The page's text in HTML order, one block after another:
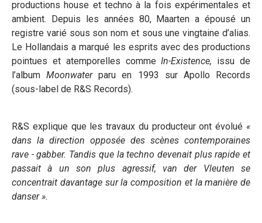
productions house et techno à la fois expérimentales et
ambient. Depuis les années 80, Maarten a épousé un
registre varié sous son nom et sous une vingtaine d’alias.
Le Hollandais a marqué les esprits avec des productions
pointues et atemporelles commeIn-Existence, issu de
l’albumMoonwaterparu en 1993 sur Apollo Records
(sous-label de R&S Records).
R&S explique que les travaux du producteur ont évolué «
dans la direction opposée des scènes contemporaines
rave - gabber. Tandis que la techno devenait plus rapide et
passait à un son plus agressif, van der Vleuten se
concentrait davantage sur la composition et la manière de
danser ».